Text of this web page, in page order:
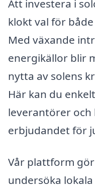
Att investera i
klokt val för
Med växande
energikällor blir
nytta av solens
Här kan du
leverantörer och
erbjudandet för
Vår plattform
undersöka